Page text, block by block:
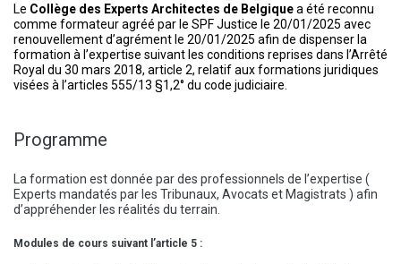
Le Collège des Experts Architectes de Belgiquea été reconnu
comme formateur agréé par le SPF Justice le 20/01/2025 avec
renouvellement d’agrément le 20/01/2025 afin de dispenser la
formation à l’expertise suivant les conditions reprises dans l’Arrêté
Royal du 30 mars 2018, article 2, relatif aux formations juridiques
visées à l’articles 555/13 §1,2° du code judiciaire.
Programme
La formation est donnée par des professionnels de l’expertise (
Experts mandatés par les Tribunaux, Avocats et Magistrats ) afin
d’appréhender les réalités du terrain.
Modules de cours suivant l’article 5 :